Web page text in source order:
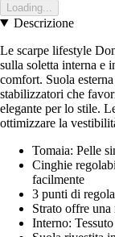
Loading...
Descrizione
Le scarpe lifestyle
sulla soletta interna e
comfort. Suola
stabilizzatori che
elegante per lo stile.
ottimizzare la
Tomaia: Pelle
Cinghie
facilmente
3 punti di
Strato offre una
Interno: